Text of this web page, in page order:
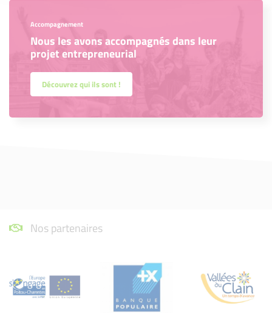
Accompagnement
Nous les avons accompagnés dans leur
projet entrepreneurial
Découvrez qui ils sont !
Nos partenaires